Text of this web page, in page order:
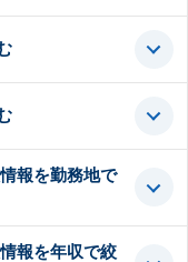
報を勤務地で
報を年収で絞